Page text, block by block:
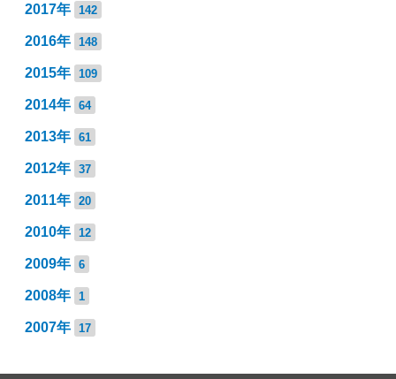
2017年 142
2016年 148
2015年 109
2014年 64
2013年 61
2012年 37
2011年 20
2010年 12
2009年 6
2008年 1
2007年 17